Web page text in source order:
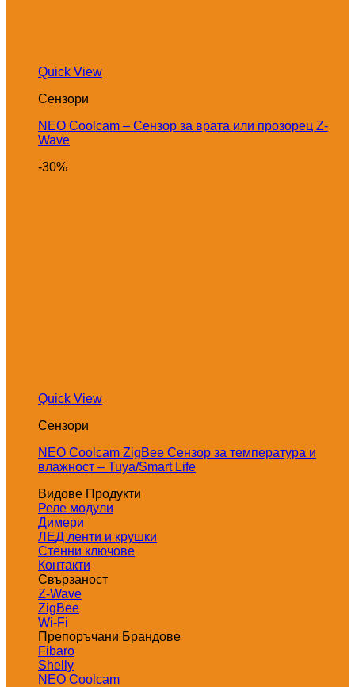
Quick View
Сензори
NEO Coolcam – Сензор за врата или прозорец Z-
Wave
-30%
Quick View
Сензори
NEO Coolcam ZigBee Сензор за температура и
влажност – Tuya/Smart Life
Видове Продукти
Реле модули
Димери
ЛЕД ленти и крушки
Стенни ключове
Контакти
Свързаност
Z-Wave
ZigBee
Wi-Fi
Препоръчани Брандове
Fibaro
Shelly
NEO Coolcam